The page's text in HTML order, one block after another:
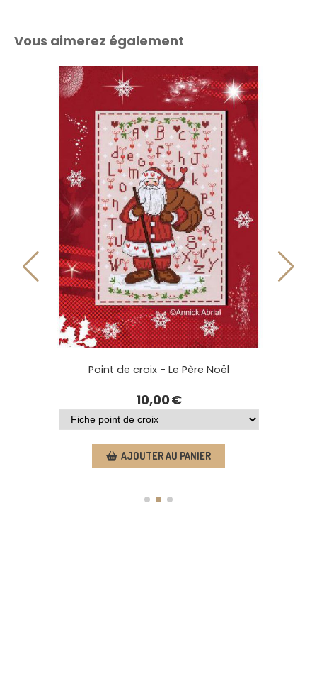
Vous aimerez également
Point de croix - Le sapin de Noël
11,00€
AJOUTER AU PANIER